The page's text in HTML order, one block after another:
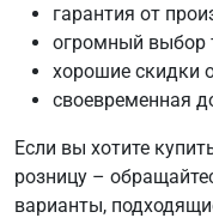
гарантия от
огромный выбор
хорошие скидки
своевременная
Если вы хотите
розницу –
варианты,